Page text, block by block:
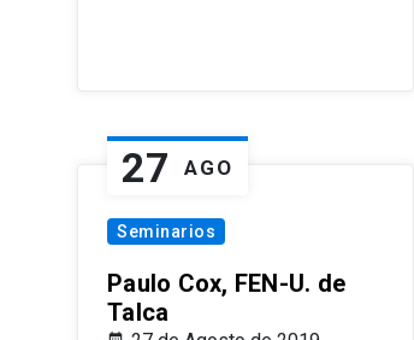
27 AGO
Seminarios
Paulo Cox, FEN-U. de
Talca